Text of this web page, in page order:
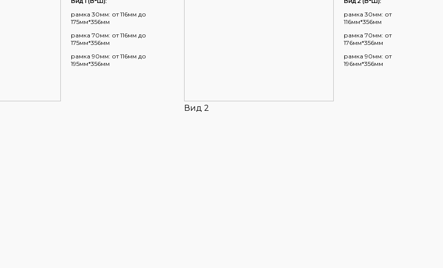
рамка 30мм: от 116мм до
175мм*356мм
рамка 70мм: от 116мм до
175мм*356мм
рамка 90мм: от 116мм до
195мм*356мм
Вид 2
рамка 30мм: от
116мм*356мм
рамка 70мм: от
176мм*356мм
рамка 90мм: от
196мм*356мм